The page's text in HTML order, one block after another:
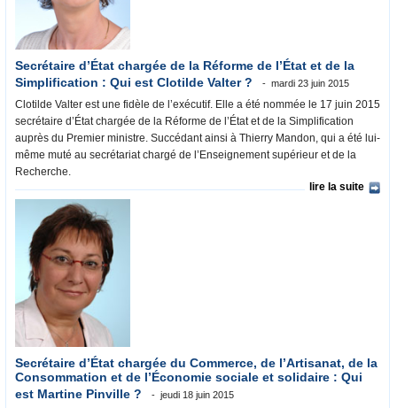
Secrétaire d’État chargée de la Réforme de l’État et de la
Simplification : Qui est Clotilde Valter ?
mardi 23 juin 2015
Clotilde Valter est une fidèle de l’exécutif. Elle a été nommée le 17 juin 2015
secrétaire d’État chargée de la Réforme de l’État et de la Simplification
auprès du Premier ministre. Succédant ainsi à Thierry Mandon, qui a été lui-
même muté au secrétariat chargé de l’Enseignement supérieur et de la
Recherche.
lire la suite
Secrétaire d’État chargée du Commerce, de l’Artisanat, de la
Consommation et de l’Économie sociale et solidaire : Qui
est Martine Pinville ?
jeudi 18 juin 2015